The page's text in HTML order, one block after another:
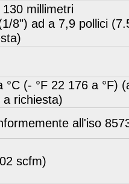
millimetri
8") ad a 7,9 pollici
°C (- °F 22 176 a °F)
richiesta)
all'iso
scfm)